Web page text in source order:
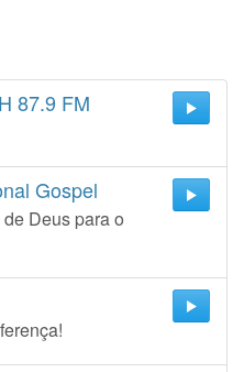
87.9 FM
Gospel
Deus para o